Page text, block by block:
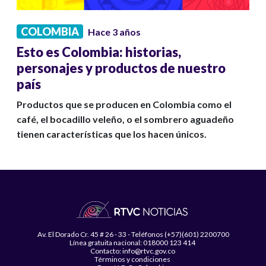
COLOMBIA Hace 3 años
Esto es Colombia: historias,
personajes y productos de nuestro
país
Productos que se producen en Colombia como el
café, el bocadillo veleño, o el sombrero aguadeño
tienen características que los hacen únicos.
Av. El Dorado Cr. 45 # 26 - 33 - Teléfonos (+57)(601) 2200700
Línea gratuita nacional: 018000 123 414
Contacto: info@rtvc.gov.co
Términos y condiciones